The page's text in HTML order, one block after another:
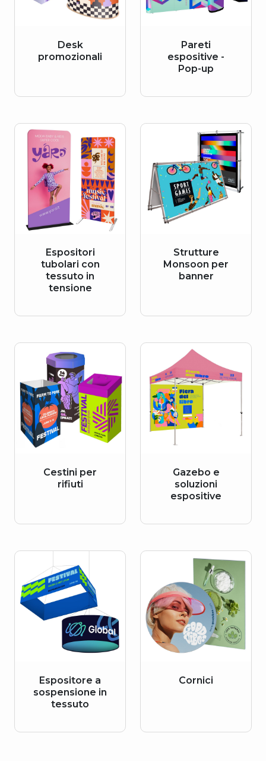
Desk
promozionali
Pareti
espositive -
Pop-up
Espositori
tubolari con
tessuto in
tensione
Strutture
Monsoon per
banner
Cestini per
rifiuti
Gazebo e
soluzioni
espositive
Espositore a
sospensione in
tessuto
Cornici